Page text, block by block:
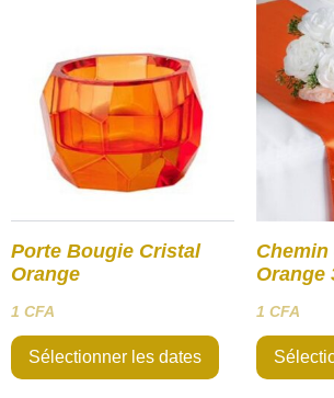
Porte Bougie Cristal
Orange
1 CFA
Sélectionner les dates
Chemin
Orange
1 CFA